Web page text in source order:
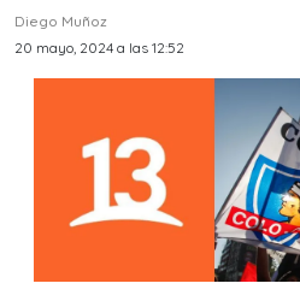
Diego Muñoz
20 mayo, 2024 a las 12:52